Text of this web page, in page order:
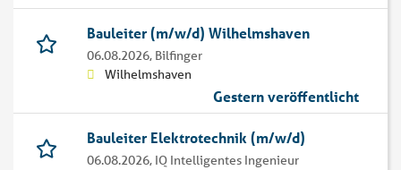
Bauleiter (m/w/d) Wilhelmshaven
06.08.2026, Bilfinger
Wilhelmshaven
Gestern veröffentlicht
Bauleiter Elektrotechnik (m/w/d)
06.08.2026, IQ Intelligentes Ingenieur